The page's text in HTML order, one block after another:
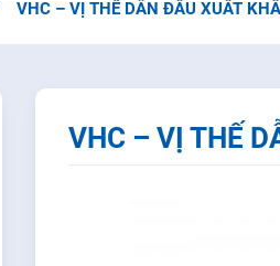
VHC – VỊ THẾ DẪN ĐẦU XUẤT
VHC – VỊ THẾ